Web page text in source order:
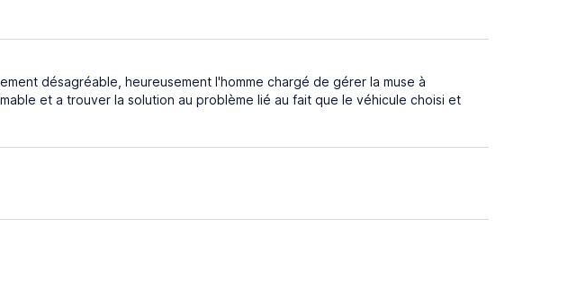
désagréable, heureusement l'homme chargé de gérer la muse à
et a trouver la solution au problème lié au fait que le véhicule choisi et